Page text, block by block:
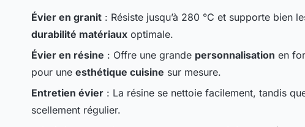
Évier en granit : Résiste jusqu’à 280 °C et supporte bien
durabilité matériaux optimale.
Évier en résine : Offre une grande personnalisation en
pour une esthétique cuisine sur mesure.
Entretien évier : La résine se nettoie facilement, tandis
scellement régulier.